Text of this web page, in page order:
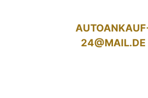
24@MAIL.DE